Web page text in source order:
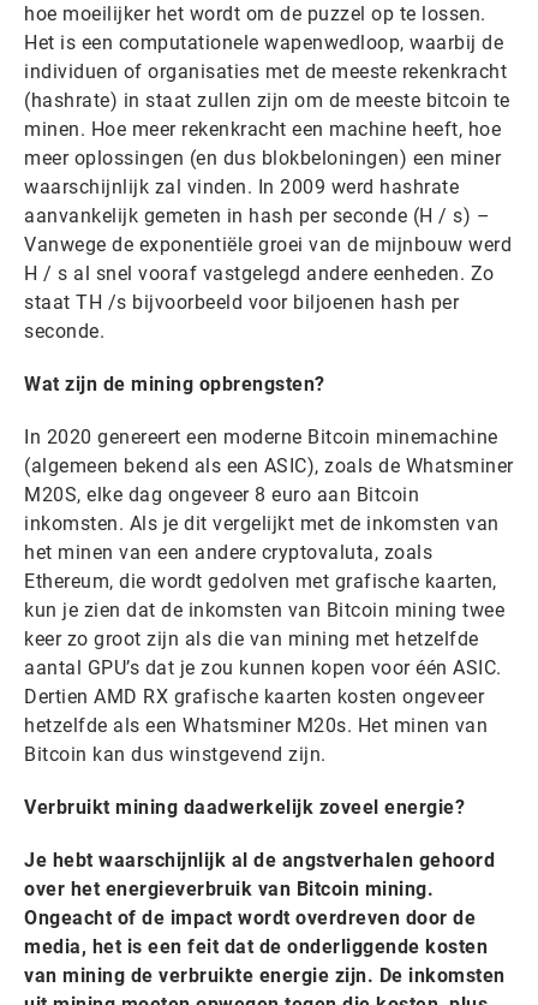
hoe moeilijker het wordt om de puzzel op te lossen.
Het is een computationele wapenwedloop, waarbij de
individuen of organisaties met de meeste rekenkracht
(hashrate) in staat zullen zijn om de meeste bitcoin te
minen. Hoe meer rekenkracht een machine heeft, hoe
meer oplossingen (en dus blokbeloningen) een miner
waarschijnlijk zal vinden. In 2009 werd hashrate
aanvankelijk gemeten in hash per seconde (H / s) –
Vanwege de exponentiële groei van de mijnbouw werd
H / s al snel vooraf vastgelegd andere eenheden. Zo
staat TH /s bijvoorbeeld voor biljoenen hash per
seconde.
Wat zijn de mining opbrengsten?
In 2020 genereert een moderne Bitcoin minemachine
(algemeen bekend als een ASIC), zoals de Whatsminer
M20S, elke dag ongeveer 8 euro aan Bitcoin
inkomsten. Als je dit vergelijkt met de inkomsten van
het minen van een andere cryptovaluta, zoals
Ethereum, die wordt gedolven met grafische kaarten,
kun je zien dat de inkomsten van Bitcoin mining twee
keer zo groot zijn als die van mining met hetzelfde
aantal GPU’s dat je zou kunnen kopen voor één ASIC.
Dertien AMD RX grafische kaarten kosten ongeveer
hetzelfde als een Whatsminer M20s. Het minen van
Bitcoin kan dus winstgevend zijn.
Verbruikt mining daadwerkelijk zoveel energie?
Je hebt waarschijnlijk al de angstverhalen gehoord
over het energieverbruik van Bitcoin mining.
Ongeacht of de impact wordt overdreven door de
media, het is een feit dat de onderliggende kosten
van mining de verbruikte energie zijn. De inkomsten